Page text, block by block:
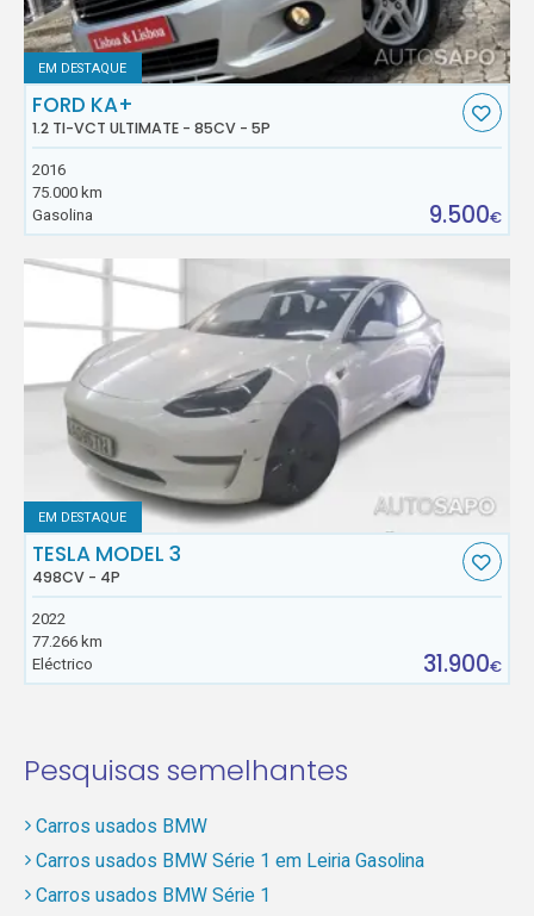
EM DESTAQUE
FORD KA+
1.2 TI-VCT ULTIMATE - 85CV - 5P
2016
75.000 km
Gasolina
9.500€
EM DESTAQUE
TESLA MODEL 3
498CV - 4P
2022
77.266 km
Eléctrico
31.900€
Pesquisas semelhantes
Carros usados BMW
Carros usados BMW Série 1 em Leiria Gasolina
Carros usados BMW Série 1